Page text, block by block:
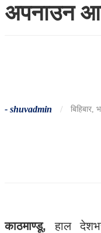
अपनाउन
- shuvadmin /
काठमाण्डू, हाल